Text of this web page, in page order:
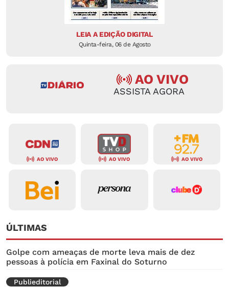
LEIA A EDIÇÃO DIGITAL
Quinta-feira, 06 de Agosto
AO VIVO
ASSISTA AGORA
AO VIVO AO VIVO AO VIVO
ÚLTIMAS
Golpe com ameaças de morte leva mais de dez
pessoas à polícia em Faxinal do Soturno
Publieditorial